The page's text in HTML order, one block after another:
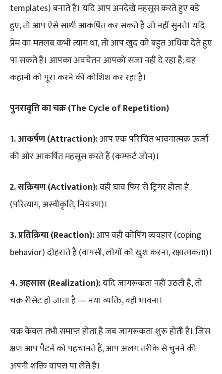
templates) बनाते हैं। यदि आप अनदेखे महसूस करते हुए बड़े
हुए, तो आप ऐसे साथी आकर्षित कर सकते हैं जो नहीं सुनते। यदि
प्रेम का मतलब कभी त्याग था, तो आप खुद को बहुत अधिक देते हुए
पा सकते हैं। आपका अवचेतन आपको सजा नहीं दे रहा है; यह
कहानी को पूरा करने की कोशिश कर रहा है।
पुनरावृत्ति का चक्र (The Cycle of Repetition)
1. आकर्षण (Attraction):आप एक परिचित भावनात्मक ऊर्जा
की ओर आकर्षित महसूस करते हैं (कम्फर्ट जोन)।
2. सक्रियण (Activation):वही घाव फिर से ट्रिगर होता है
(परित्याग, अस्वीकृति, नियंत्रण)।
3. प्रतिक्रिया (Reaction):आप वही कोपिंग व्यवहार (coping
behavior) दोहराते हैं (वापसी, लोगों को खुश करना, रक्षात्मकता)।
4. अहसास (Realization):यदि जागरूकता नहीं उठती है, तो
चक्र रीसेट हो जाता है — नया व्यक्ति, वही भावना।
चक्र केवल तभी समाप्त होता है जब जागरूकता शुरू होती है। जिस
क्षण आप पैटर्न को पहचानते हैं, आप अलग तरीके से चुनने की
अपनी शक्ति वापस पा लेते हैं।